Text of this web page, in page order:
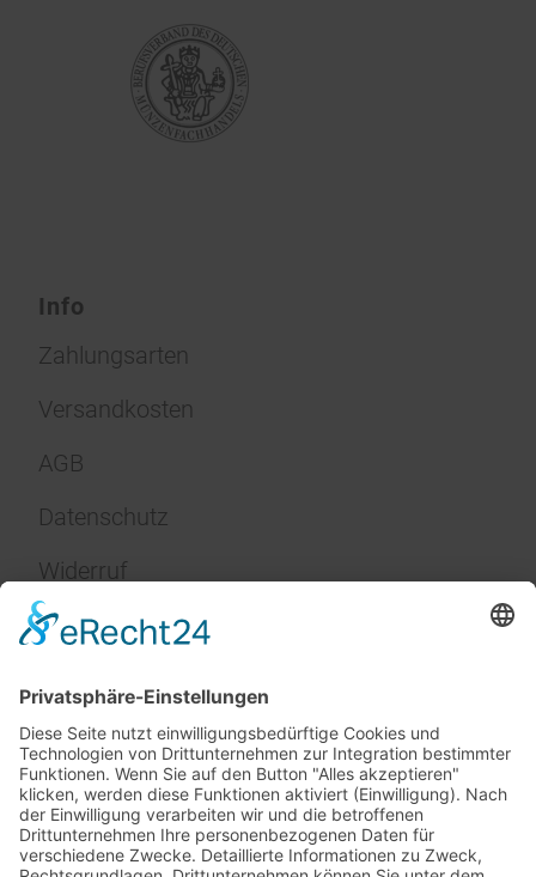
Info
Zahlungsarten
Versandkosten
AGB
Datenschutz
Widerruf
Impressum
Service
FAQ